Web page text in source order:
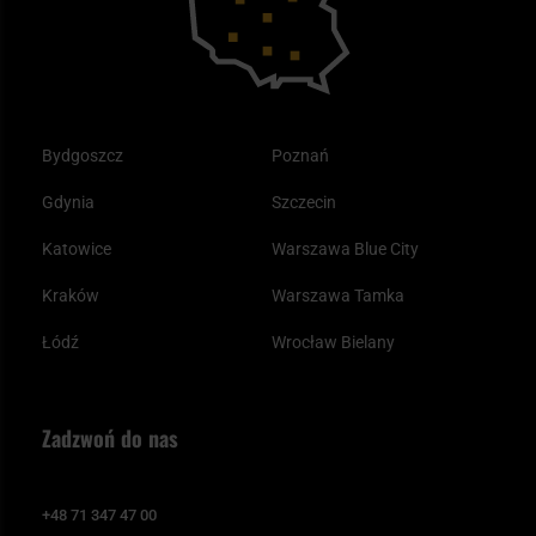
Bydgoszcz
Gdynia
Katowice
Kraków
Łódź
Poznań
Szczecin
Warszawa Blue City
Warszawa Tamka
Wrocław Bielany
Zadzwoń do nas
+48 71 347 47 00